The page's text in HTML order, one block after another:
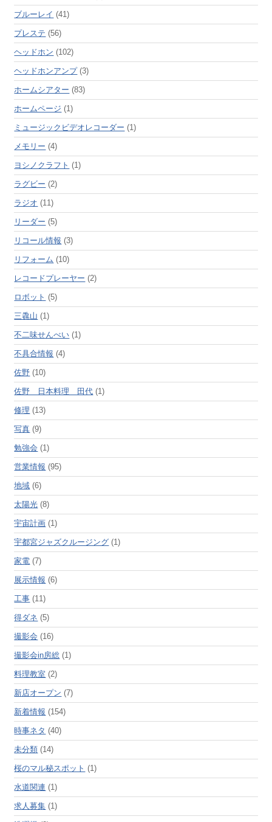
ブルーレイ (41)
プレステ (56)
ヘッドホン (102)
ヘッドホンアンプ(3)
ホームシアター (83)
ホームページ (1)
ミュージックビデオレコーダー (1)
メモリー (4)
ヨシノクラフト (1)
ラグビー (2)
ラジオ (11)
リーダー (5)
リコール情報 (3)
リフォーム (10)
レコードプレーヤー (2)
ロボット (5)
三毳山 (1)
不二味せんべい (1)
不具合情報 (4)
佐野 (10)
佐野 日本料理 田代 (1)
修理 (13)
写真 (9)
勉強会 (1)
営業情報 (95)
地域 (6)
太陽光 (8)
宇宙計画 (1)
宇都宮ジャズクルージング (1)
家電 (7)
展示情報 (6)
工事 (11)
得ダネ (5)
撮影会 (16)
撮影会in房総 (1)
料理教室 (2)
新店オープン (7)
新着情報 (154)
時事ネタ (40)
未分類 (14)
桜のマル秘スポット (1)
水道関連 (1)
求人募集 (1)